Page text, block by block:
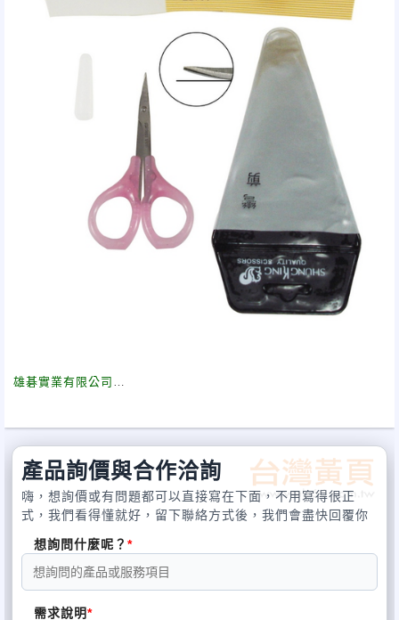
雄碁實業有限公司
廚具剪及各式修容組禮盒等商品 ….如需了解更多產品，請訪問我們
的網站:http://www.shung-king.com
在台灣經營20於年，擁有專業ODM和OEM客制化服務，並遵循誠
信、品質、創新的企業精神服務我們的夥伴與消費大眾。我們的企
業三大精神是
誠信：經營的態度決定企業的傳承與延續，唯一誠信。
品質：經營的理念決定消費者的認同與價值，堅持品質。
創新：經營的深度決定無限想像的空間，永遠創新。
目前旗下經營品牌有”Apple”和”SK”，並且在國內以來全方位提供台
產品詢價與合作洽詢
嗨，想詢價或有問題都可以直接寫在下面，不用寫得很正
式，我們看得懂就好，留下聯絡方式後，我們會盡快回覆你
想詢問什麼呢？
需求說明